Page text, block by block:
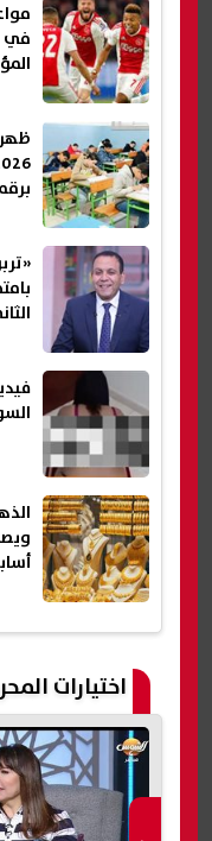
في
اختيارات